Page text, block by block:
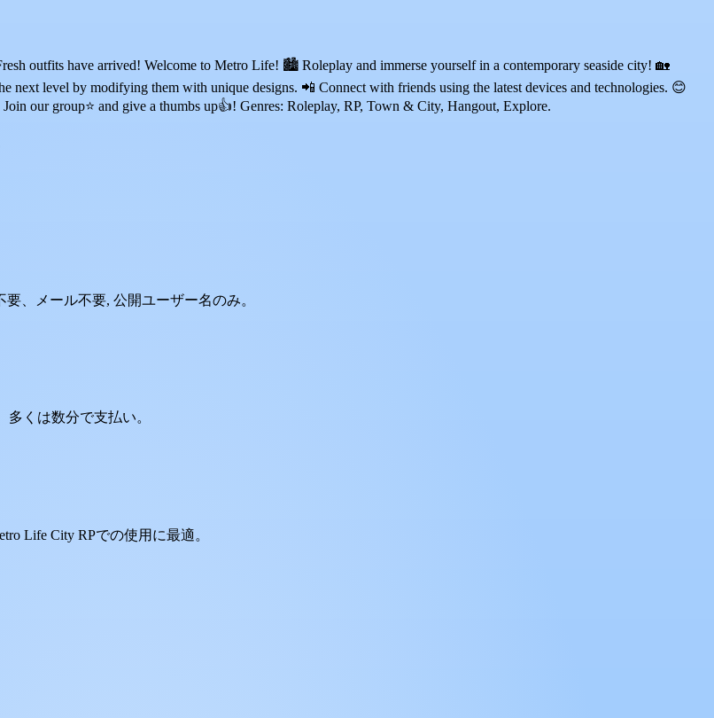
outfits have arrived! Welcome to Metro Life! 🏙️ Roleplay and immerse yourself in a contemporary seaside city! 🏡
next level by modifying them with unique designs. 📲 Connect with friends using the latest devices and technologies. 😊
our group⭐ and give a thumbs up👍! Genres: Roleplay, RP, Town & City, Hangout, Explore.
、メール不要, 公開ユーザー名のみ。
くは数分で支払い。
Life City RPでの使用に最適。